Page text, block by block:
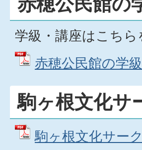
学級・講座はこち
赤穂公民館の学
駒ヶ根文化サ
駒ヶ根文化サー